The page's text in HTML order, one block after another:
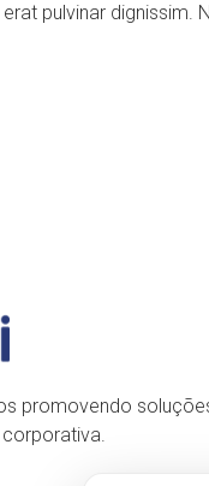
pulvinar dignissim.
promovendo